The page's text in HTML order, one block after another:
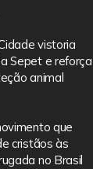
vistoria
Sepet e reforça
animal
que
cristãos às
no Brasil